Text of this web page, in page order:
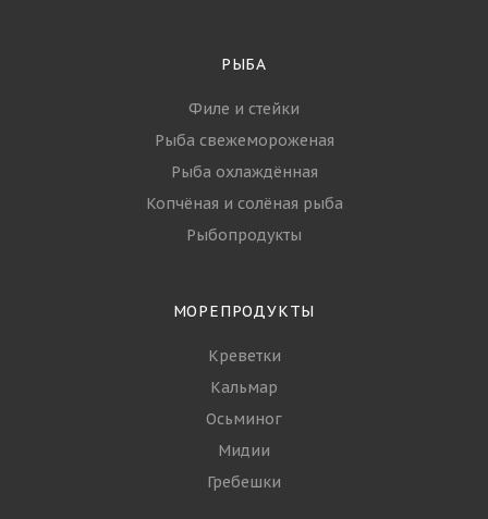
РЫБА
Филе и стейки
Рыба свежемороженая
Рыба охлаждённая
Копчёная и солёная рыба
Рыбопродукты
МОРЕПРОДУКТЫ
Креветки
Кальмар
Осьминог
Мидии
Гребешки